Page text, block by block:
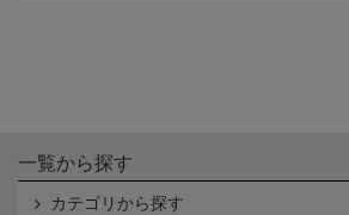
一覧から探す
カテゴリから探す